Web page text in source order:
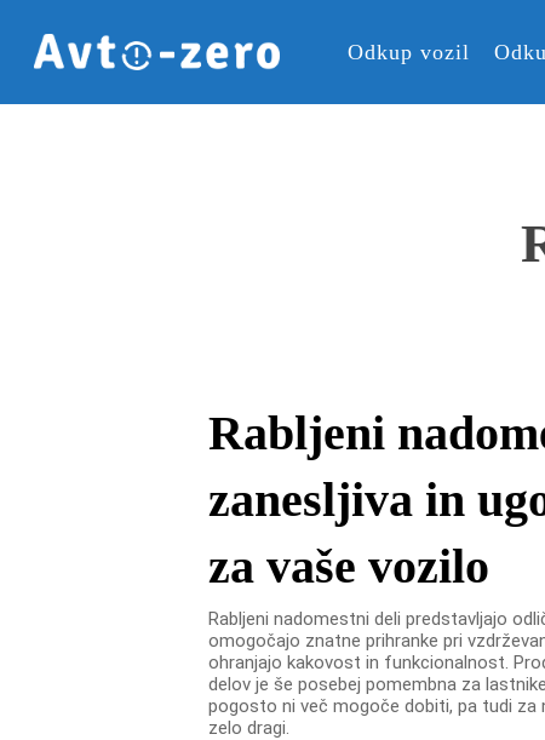
main
content
Odkup vozil
Rabljeni
zanesljiva in
za vaše vozilo
Rabljeni nadomestni deli predstavljajo
omogočajo znatne prihranke pri
ohranjajo kakovost in funkcionalnost.
delov je še posebej pomembna za
pogosto ni več mogoče dobiti, pa tudi za
zelo dragi.